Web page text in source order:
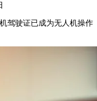
驾驶证已成为无人机操作